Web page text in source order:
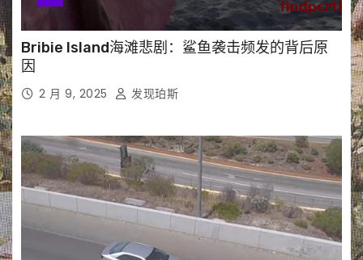
Bribie Island海滩悲剧：鲨鱼袭击频发的背后原
因
2 月 9, 2025 发现珀斯